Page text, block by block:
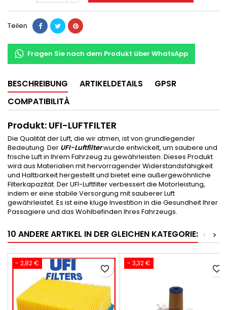
Teilen
Fragen Sie nach dem Produkt über WhatsApp
BESCHREIBUNG ARTIKELDETAILS
GPSR
COMPATIBILITÀ
Produkt: UFI-LUFTFILTER
Die Qualität der Luft, die wir atmen, ist von grundlegender
Bedeutung. Der UFI-Luftfilterwurde entwickelt, um saubere und
frische Luft in Ihrem Fahrzeug zu gewährleisten. Dieses Produkt
wird aus Materialien mit hervorragender Widerstandsfähigkeit
und Haltbarkeit hergestellt und bietet eine außergewöhnliche
Filterkapazität. Der UFI-Luftfilter verbessert die Motorleistung,
indem er eine stabile Versorgung mit sauberer Luft
gewährleistet. Es ist eine kluge Investition in die Gesundheit Ihrer
Passagiere und das Wohlbefinden Ihres Fahrzeugs.
10 ANDERE ARTIKEL IN DER GLEICHEN KATEGORIE: >
<
- 2,82 €
favorite_border
- 3,32 €
favorite_border